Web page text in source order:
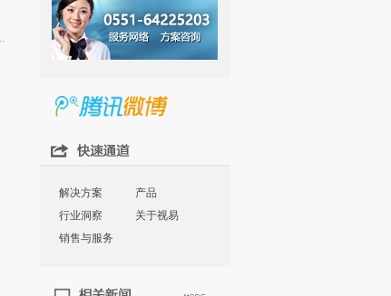
解决方案
产品
行业洞察
关于视易
销售与服务